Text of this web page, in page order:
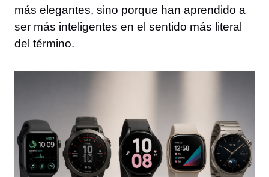
más elegantes, sino porque han aprendido a
ser más inteligentes en el sentido más literal
del término.